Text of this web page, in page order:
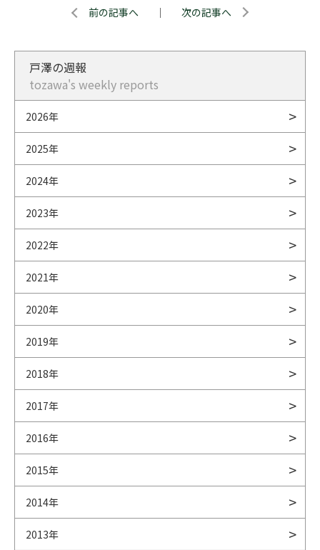
前の記事へ ｜ 次の記事へ
戸澤の週報
tozawa's weekly reports
2026年
2025年
2024年
2023年
2022年
2021年
2020年
2019年
2018年
2017年
2016年
2015年
2014年
2013年